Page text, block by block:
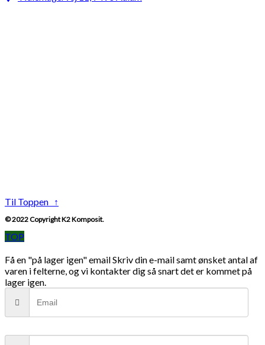
Til Toppen ↑
© 2022 Copyright K2 Komposit.
TOP
Få en "på lager igen" emailSkriv din e-mail samt ønsket antal af
varen i felterne, og vi kontakter dig så snart det er kommet på
lager igen.